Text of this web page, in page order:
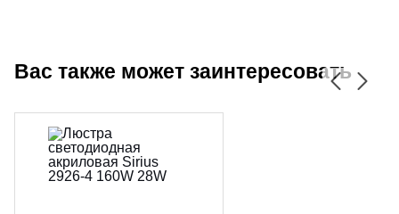
Вас также может заинтересовать